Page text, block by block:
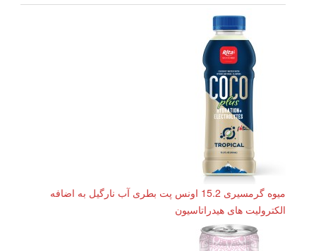
میوه گرمسیری 15.2 اونس پت بطری آب نارگیل به اضافه
الکترولیت های هیدراتاسیون